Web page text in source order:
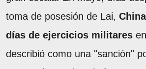
toma de posesión de Lai,
días de ejercicios militares
describió como una "sanción"